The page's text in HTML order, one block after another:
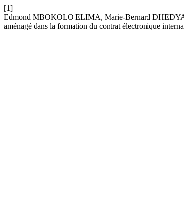
[1]
Edmond MBOKOLO ELIMA, Marie-Bernard
aménagé dans la formation du contrat électronique